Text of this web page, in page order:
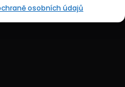
osobních údajů